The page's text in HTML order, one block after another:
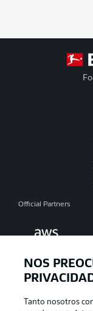
Official Partners
NOS
Tanto nosotros